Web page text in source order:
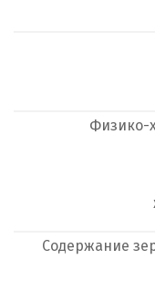
Физико-
Содержание